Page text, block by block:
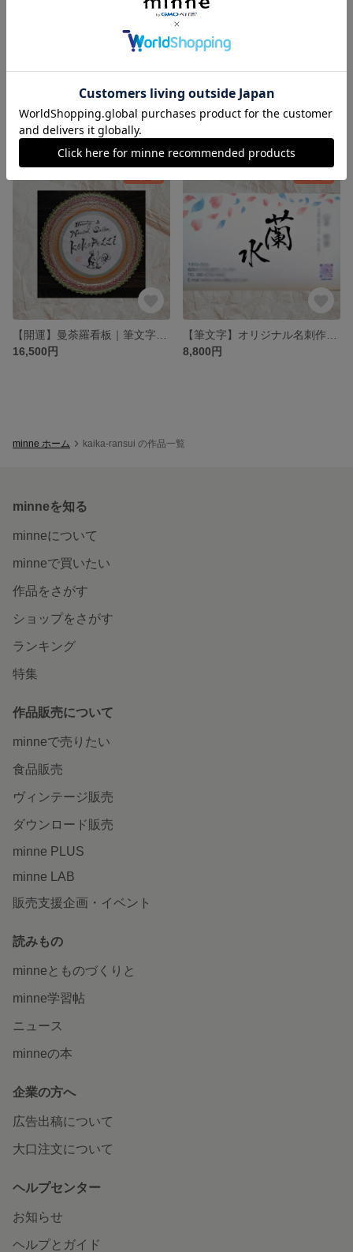
【開運】曼荼羅命名書｜筆文字オリジナルフレーム｜東洋占術(紫微斗数)鑑定付き
16,500円
16,500円
16,500円
8,800円
minne ホーム kaika-ransui の作品一覧
minneを知る
minneについて
minneで買いたい
作品をさがす
ショップをさがす
ランキング
特集
作品販売について
minneで売りたい
食品販売
ヴィンテージ販売
ダウンロード販売
minne PLUS
minne LAB
販売支援企画・イベント
読みもの
minneとものづくりと
minne学習帖
ニュース
minneの本
企業の方へ
広告出稿について
大口注文について
ヘルプセンター
お知らせ
ヘルプとガイド